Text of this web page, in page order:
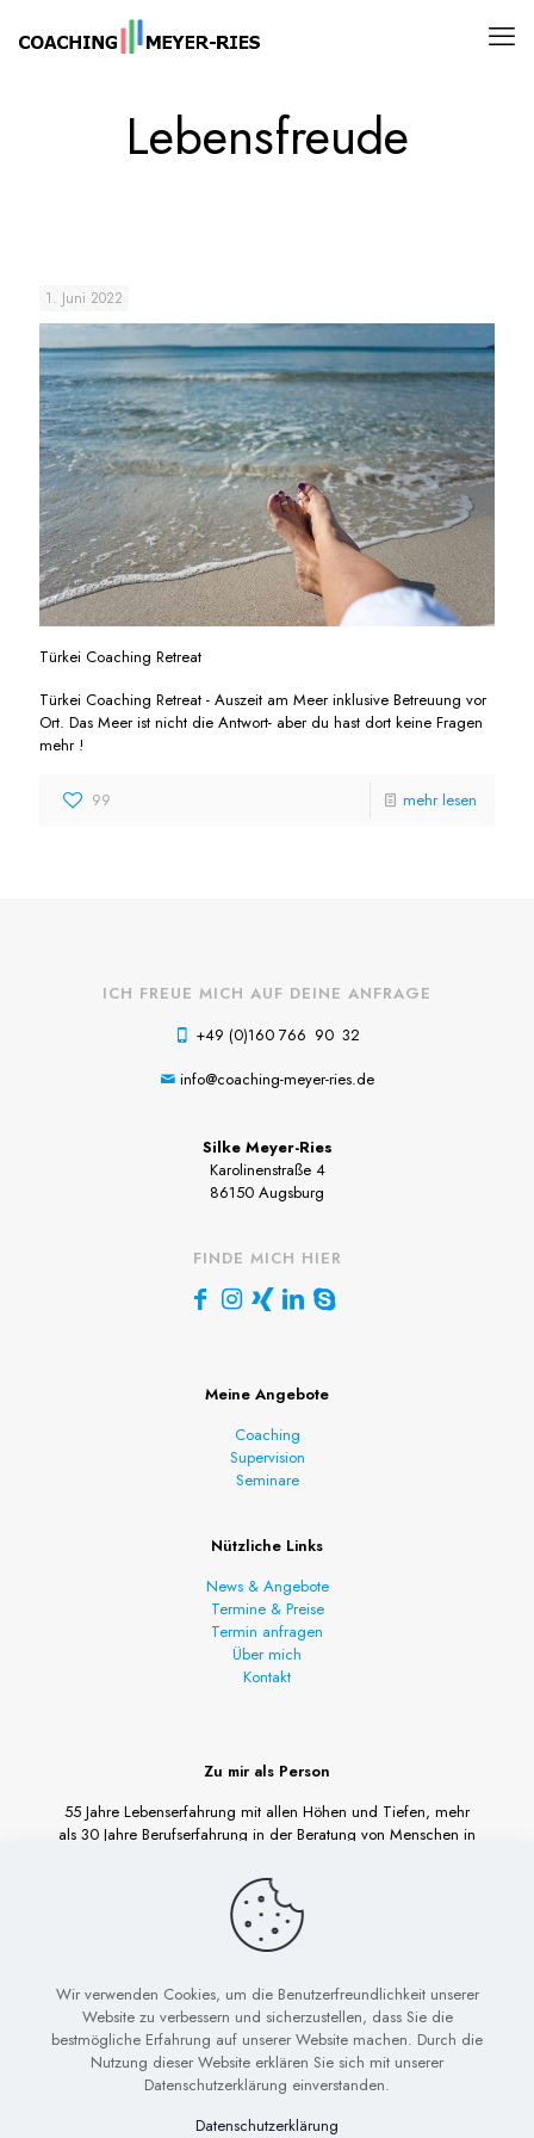
Lebensfreude
1. Juni 2022
Türkei Coaching Retreat
Türkei Coaching Retreat - Auszeit am Meer inklusive Betreuung vor
Ort. Das Meer ist nicht die Antwort- aber du hast dort keine Fragen
mehr !
99 mehr lesen
ICH FREUE MICH AUF DEINE ANFRAGE
+49 (0)160 766 90 32
info@coaching-meyer-ries.de
Silke Meyer-Ries
Karolinenstraße 4
86150 Augsburg
FINDE MICH HIER
Meine Angebote
Coaching
Supervision
Seminare
Nützliche Links
News & Angebote
Termine & Preise
Termin anfragen
Über mich
Kontakt
Zu mir als Person
55 Jahre Lebenserfahrung mit allen Höhen und Tiefen, mehr
als 30 Jahre Berufserfahrung in der Beratung von Menschen in
die Sicherheit und das Vertrauen, dass in jedem Problem auch
die Lösung steckt.
Mehr lesen ...
Wir verwenden Cookies, um die Benutzerfreundlichkeit unserer
Website zu verbessern und sicherzustellen, dass Sie die
bestmögliche Erfahrung auf unserer Website machen. Durch die
Nutzung dieser Website erklären Sie sich mit unserer
Datenschutzerklärung einverstanden.
Datenschutzerklärung